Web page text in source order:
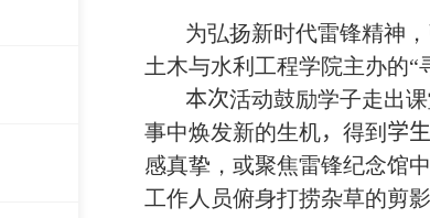
为弘扬新时代雷锋精神
土木与水利工程学院主办的“
本次活动鼓励学子走出
事中焕发新的生机， 得到 学生
感真挚，或聚焦雷锋纪念馆
工作人员俯身打捞杂草的剪